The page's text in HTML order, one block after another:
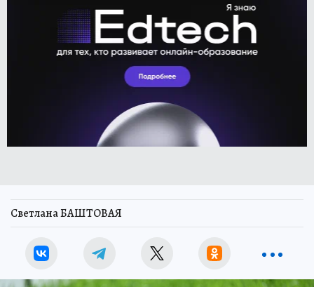
Светлана БАШТОВАЯ